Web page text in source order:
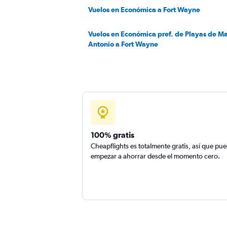
Vuelos en Económica a Fort Wayne
Vuelos en Económica pref. de Playas de
Antonio a Fort Wayne
100% gratis
Cheapflights es totalmente gratis, así que
empezar a ahorrar desde el momento cero.